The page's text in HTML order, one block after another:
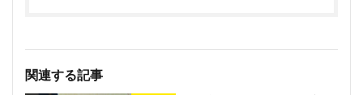
関連する記事